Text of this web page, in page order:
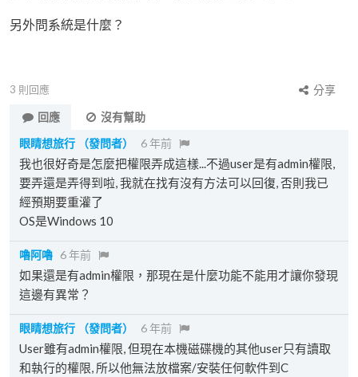
另外問系統是什麼？
3 則回應
分享
回應
沒有幫助
眼睛想旅行
（發問者） 6 年前
我也很好奇是怎麼把權限弄成這樣...不過user是有admin權限,
要弄還是弄得到啦, 我就在找有沒有方法可以回復, 否則我已
經預期要重灌了
OS是Windows 10
嚕阿嚕 6 年前
如果還是有admin權限，那現在是什麼功能不能用才讓你發現
這邊有異常？
眼睛想旅行 （發問者） 6 年前
User雖有admin權限, 但現在本機磁碟機的其他user只有讀取
和執行的權限, 所以他無法放檔案/安裝任何軟件到C